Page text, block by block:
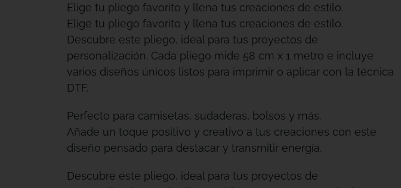
Elige tu pliego favorito y llena tus creaciones de estilo.
Elige tu pliego favorito y llena tus creaciones de estilo.
Descubre este pliego, ideal para tus proyectos de
personalización. Cada pliego mide 58 cm x 1 metro e incluye
varios diseños únicos listos para imprimir o aplicar con la técnica
DTF.
Perfecto para camisetas, sudaderas, bolsos y más.
Añade un toque positivo y creativo a tus creaciones con este
diseño pensado para destacar y transmitir energía.
Descubre este pliego, ideal para tus proyectos de